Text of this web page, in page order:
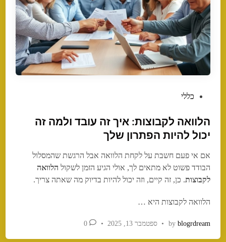
s
t
d
i
n
כללי
הלוואה לקבוצות: איך זה עובד ולמה זה
יכול להיות הפתרון שלך
אם אי פעם חשבת על לקחת הלוואה אבל הרגשת שהמסלול
הבודד פשוט לא מתאים לך, אולי הגיע הזמן לשקול הלוואה
לקבוצות. כן, זה קיים, וזה יכול להיות בדיוק מה שאתה צריך.
הלוואה לקבוצות היא …
by blogrdream
• ספטמבר 13, 2025 •
0